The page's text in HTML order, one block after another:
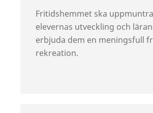
Fritidshemmet ska uppmuntra
elevernas utveckling och
erbjuda dem en meningsfull
rekreation.